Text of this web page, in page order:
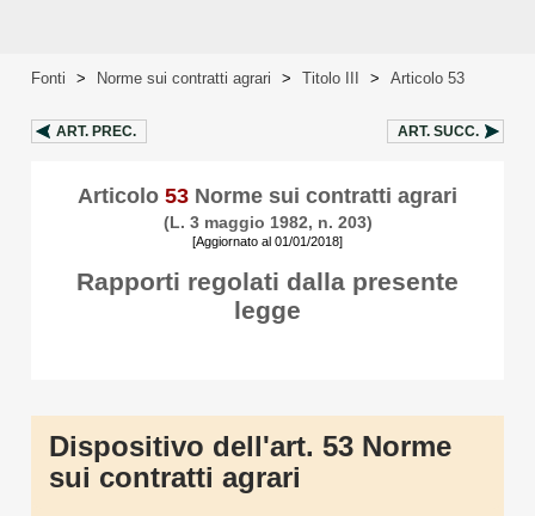
Fonti > Norme sui contratti agrari > Titolo III > Articolo 53
ART. PREC. ART. SUCC.
Articolo 53 Norme sui contratti agrari
(L. 3 maggio 1982, n. 203)
[Aggiornato al 01/01/2018]
Rapporti regolati dalla presente
legge
Dispositivo dell'art. 53 Norme
sui contratti agrari